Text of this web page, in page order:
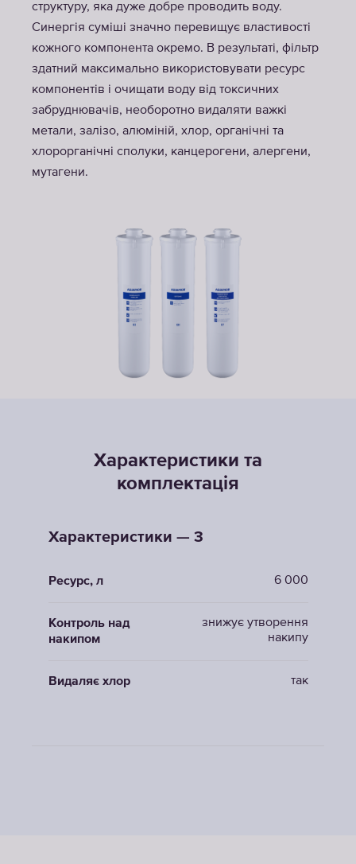
структуру, яка дуже добре проводить воду.
Синергія суміші значно перевищує властивості
кожного компонента окремо. В результаті, фільтр
здатний максимально використовувати ресурс
компонентів і очищати воду від токсичних
забруднювачів, необоротно видаляти важкі
метали, залізо, алюміній, хлор, органічні та
хлорорганічні сполуки, канцерогени, алергени,
мутагени.
Характеристики та
комплектація
Характеристики — 3
Ресурс, л 6 000
Контроль над
накипом
знижує утворення
накипу
Видаляє хлор так